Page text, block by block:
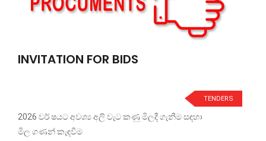
INVITATION FOR BIDS
TENDERS
2026 වර් ෂයට අවශ්‍ය අලි වැට කණු මිලදී ගැනීම සඳහා
මිල ගණන් කැඳවීම